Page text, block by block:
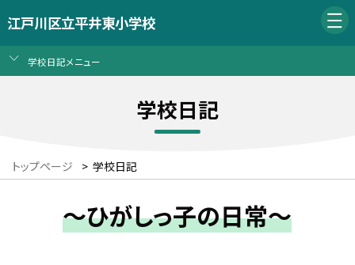
江戸川区立平井東小学校
学校日記メニュー
学校日記
トップページ > 学校日記
～ひがしっ子の日常～